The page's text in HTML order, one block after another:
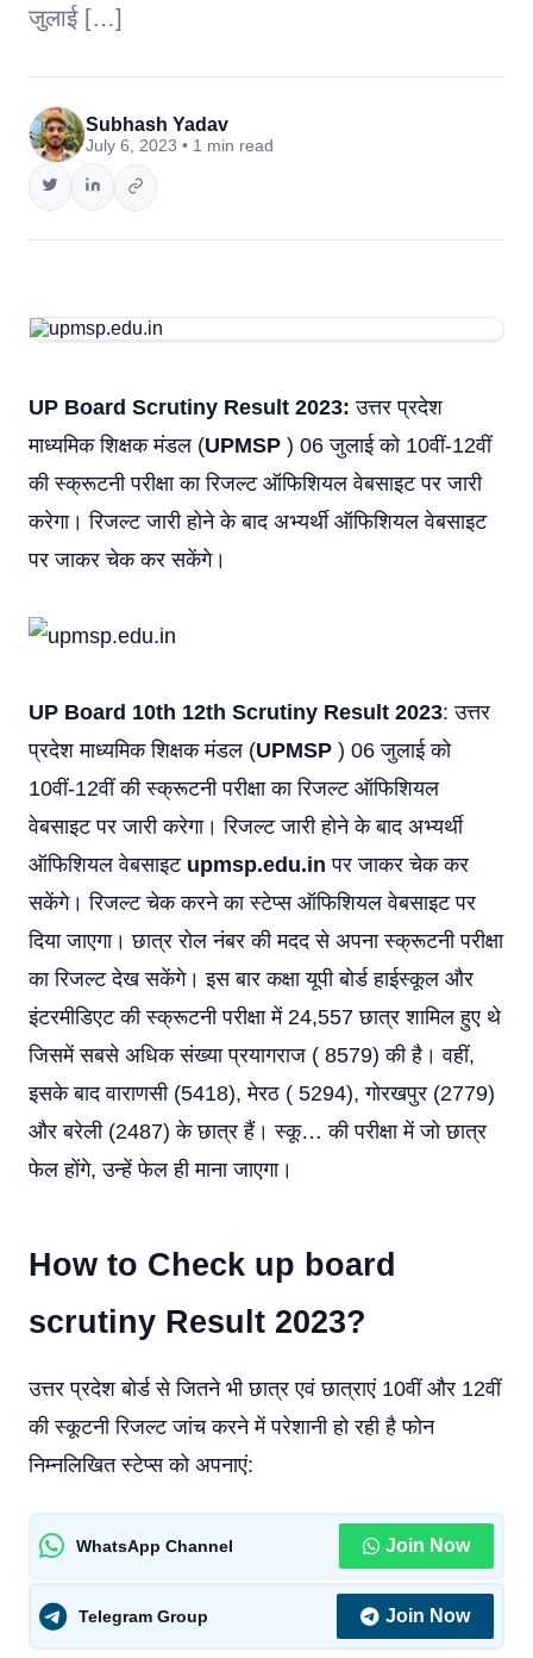
जुलाई […]
Subhash Yadav
July 6, 2023 • 1 min read
UP Board Scrutiny Result 2023: उत्तर प्रदेश
माध्यमिक शिक्षक मंडल (UPMSP ) 06 जुलाई को 10वीं-12वीं
की स्क्रूटनी परीक्षा का रिजल्ट ऑफिशियल वेबसाइट पर जारी
करेगा। रिजल्ट जारी होने के बाद अभ्यर्थी ऑफिशियल वेबसाइट
पर जाकर चेक कर सकेंगे।
UP Board 10th 12th Scrutiny Result 2023:उत्तर
प्रदेश माध्यमिक शिक्षक मंडल (UPMSP ) 06 जुलाई को
10वीं-12वीं की स्क्रूटनी परीक्षा का रिजल्ट ऑफिशियल
वेबसाइट पर जारी करेगा। रिजल्ट जारी होने के बाद अभ्यर्थी
ऑफिशियल वेबसाइट upmsp.edu.in पर जाकर चेक कर
सकेंगे। रिजल्ट चेक करने का स्टेप्स ऑफिशियल वेबसाइट पर
दिया जाएगा। छात्र रोल नंबर की मदद से अपना स्क्रूटनी परीक्षा
का रिजल्ट देख सकेंगे। इस बार कक्षा यूपी बोर्ड हाईस्कूल और
इंटरमीडिएट की स्क्रूटनी परीक्षा में 24,557 छात्र शामिल हुए थे
जिसमें सबसे अधिक संख्या प्रयागराज ( 8579) की है। वहीं,
इसके बाद वाराणसी (5418), मेरठ ( 5294), गोरखपुर (2779)
और बरेली (2487) के छात्र हैं। स्कू… की परीक्षा में जो छात्र
फेल होंगे, उन्हें फेल ही माना जाएगा।
How to Check up board
scrutiny Result 2023?
उत्तर प्रदेश बोर्ड से जितने भी छात्र एवं छात्राएं 10वीं और 12वीं
की स्कूटनी रिजल्ट जांच करने में परेशानी हो रही है फोन
निम्नलिखित स्टेप्स को अपनाएं:
WhatsApp Channel Join Now
Telegram Group Join Now